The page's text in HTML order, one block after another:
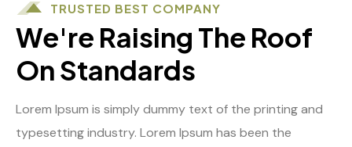
TRUSTED BEST COMPANY
We're Raising The Roof
On Standards
Lorem Ipsum is simply dummy text of the printing and
typesetting industry. Lorem Ipsum has been the